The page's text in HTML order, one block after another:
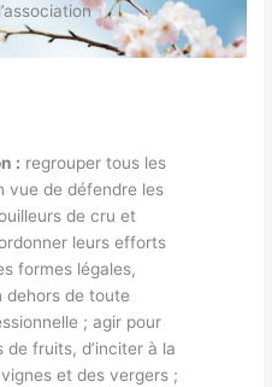
: regrouper tous les
vue de défendre les
de cru et
leurs efforts
formes légales,
dehors de toute
; agir pour
fruits, d’inciter à la
et des vergers ;